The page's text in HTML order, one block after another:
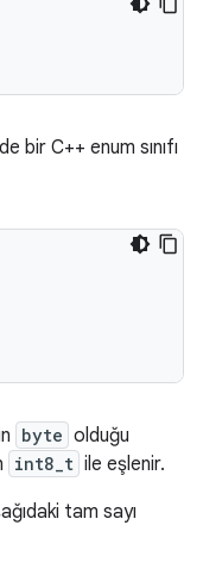
bir C++ enum sınıfı
byte olduğu
int8_t ile eşlenir.
tam sayı